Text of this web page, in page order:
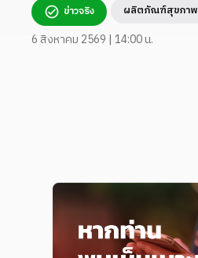
ข่าวจริง ผลิตภัณฑ์สุขภาพ
6 สิงหาคม 2569 | 14:00 น.